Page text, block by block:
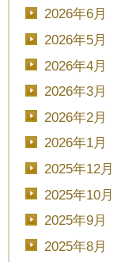
2026年6月
2026年5月
2026年4月
2026年3月
2026年2月
2026年1月
2025年12月
2025年10月
2025年9月
2025年8月